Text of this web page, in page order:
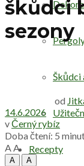
Škůdci
Recepty
škůdci
sezony
od
14.6.2026
vČerný rybíz
Doba čtení: 5
AA
A
A